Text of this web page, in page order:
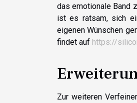
das emotionale Band
ist es ratsam, sich
eigenen Wünschen
findet auf https://
Zur weiteren